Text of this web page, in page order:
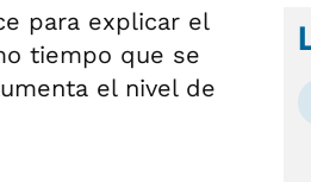
para explicar el
tiempo que se
el nivel de